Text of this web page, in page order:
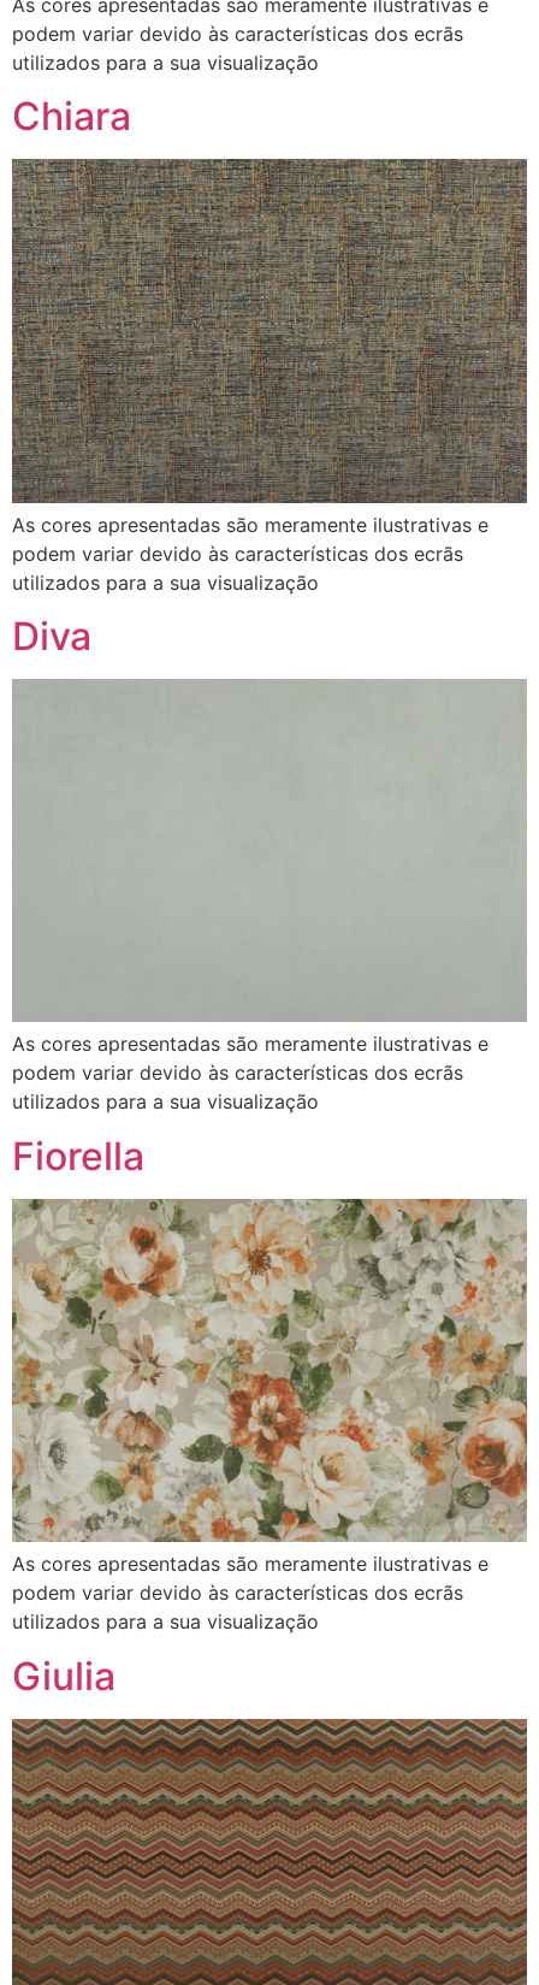
As cores apresentadas são meramente ilustrativas e
podem variar devido às características dos ecrãs
utilizados para a sua visualização
Chiara
As cores apresentadas são meramente ilustrativas e
podem variar devido às características dos ecrãs
utilizados para a sua visualização
Diva
As cores apresentadas são meramente ilustrativas e
podem variar devido às características dos ecrãs
utilizados para a sua visualização
Fiorella
As cores apresentadas são meramente ilustrativas e
podem variar devido às características dos ecrãs
utilizados para a sua visualização
Giulia